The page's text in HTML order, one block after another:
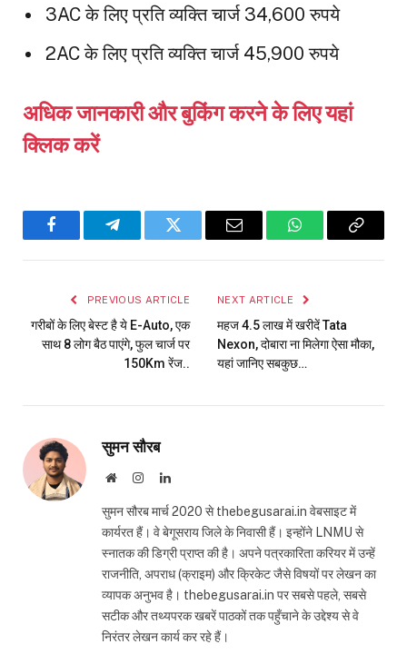
3AC के लिए प्रति व्यक्ति चार्ज 34,600 रुपये
2AC के लिए प्रति व्यक्ति चार्ज 45,900 रुपये
अधिक जानकारी और बुकिंग करने के लिए यहां
क्लिक करें
FacebookTelegramTwitter Email WhatsAppCopy
PREVIOUS ARTICLE
गरीबों के लिए बेस्ट है ये E-Auto, एक
साथ 8 लोग बैठ पाएंगे, फुल चार्ज पर
150Km रेंज..
NEXT ARTICLE
महज 4.5 लाख में खरीदें Tata
Nexon, दोबारा ना मिलेगा ऐसा मौका,
यहां जानिए सबकुछ…
सुमन सौरब
WebsiteInstagramLinkedIn
सुमन सौरब मार्च 2020 से thebegusarai.in वेबसाइट में
कार्यरत हैं। वे बेगूसराय जिले के निवासी हैं। इन्होंने LNMU से
स्नातक की डिग्री प्राप्त की है। अपने पत्रकारिता करियर में उन्हें
राजनीति, अपराध (क्राइम) और क्रिकेट जैसे विषयों पर लेखन का
व्यापक अनुभव है। thebegusarai.in पर सबसे पहले, सबसे
सटीक और तथ्यपरक खबरें पाठकों तक पहुँचाने के उद्देश्य से वे
निरंतर लेखन कार्य कर रहे हैं।